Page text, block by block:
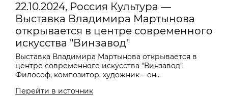
22.10.2024, Россия Культура —
Выставка Владимира Мартынова
открывается в центре современного
искусства "Винзавод"
Выставка Владимира Мартынова открывается в
центре современного искусства "Винзавод".
Философ, композитор, художник – он...
Перейти в источник